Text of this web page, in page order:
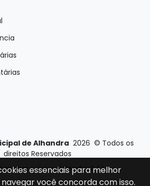
de Alhandra 2026 © Todos os
direitos Reservados
porE-Ticons| Versão: 2.4.1
essenciais para melhor
você concorda com isso.